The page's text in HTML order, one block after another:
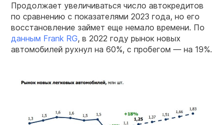
Продолжает увеличиваться число автокредитов
по сравнению с показателями 2023 года, но его
восстановление займет еще немало времени. По
данным Frank RG, в 2022 году рынок новых
автомобилей рухнул на 60%, с пробегом — на 19%.